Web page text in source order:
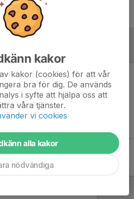
uppställning ifylld
referat skrivet
kakor
kakor (cookies) för att vår
bra för dig. De används
i syfte att hjälpa oss att
våra tjänster.
vi cookies
alla kakor
nödvändiga